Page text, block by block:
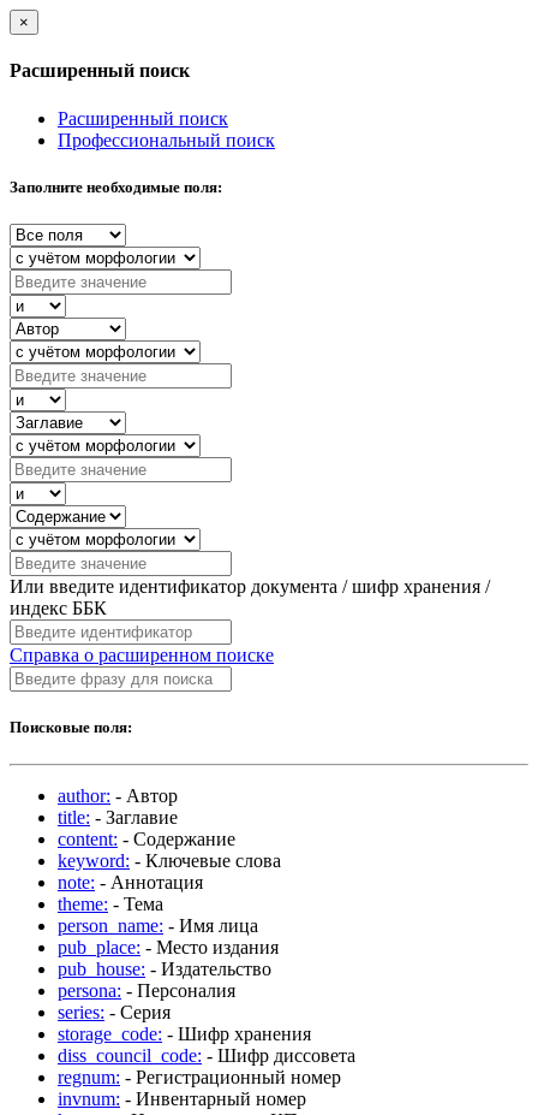
×
Расширенный поиск
Расширенный поиск
Профессиональный поиск
Заполните необходимые поля:
Или введите идентификатор документа / шифр хранения /
индекс ББК
Справка о расширенном поиске
Поисковые поля:
author: - Автор
title: - Заглавие
content: - Содержание
keyword: - Ключевые слова
note: - Аннотация
theme: - Тема
person_name: - Имя лица
pub_place: - Место издания
pub_house: - Издательство
persona: - Персоналия
series: - Серия
storage_code: - Шифр хранения
diss_council_code: - Шифр диссовета
regnum: - Регистрационный номер
invnum: - Инвентарный номер